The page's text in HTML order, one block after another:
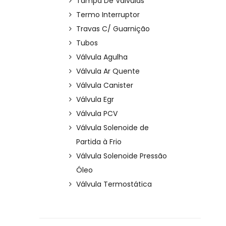
Termo Interruptor
Travas C/ Guarnição
Tubos
Válvula Agulha
Válvula Ar Quente
Válvula Canister
Válvula Egr
Válvula PCV
Válvula Solenoide de
Partida à Frio
Válvula Solenoide Pressão
Óleo
Válvula Termostática